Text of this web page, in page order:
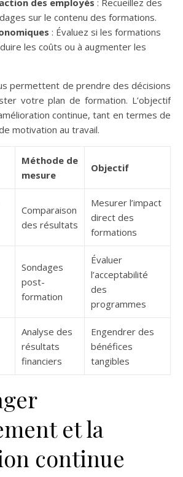
des employés : Recueillez des
sur le contenu des formations.
: Évaluez si les formations
les coûts ou à augmenter les
permettent de prendre des décisions
votre plan de formation. L’objectif
continue, tant en termes de
motivation au travail.
Méthode de
mesure
Objectif
Comparaison
des résultats
Mesurer l’impact
direct des
formations
Sondages
post-
formation
Évaluer
l’acceptabilité
des
programmes
Analyse des
résultats
financiers
Engendrer des
bénéfices
tangibles
et la
continue